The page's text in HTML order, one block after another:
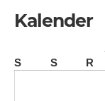
Kalender
S S R